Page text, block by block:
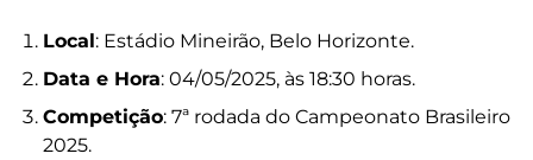
Local: Estádio Mineirão, Belo Horizonte.
Data e Hora: 04/05/2025, às 18:30 horas.
Competição: 7ª rodada do Campeonato Brasileiro
2025.